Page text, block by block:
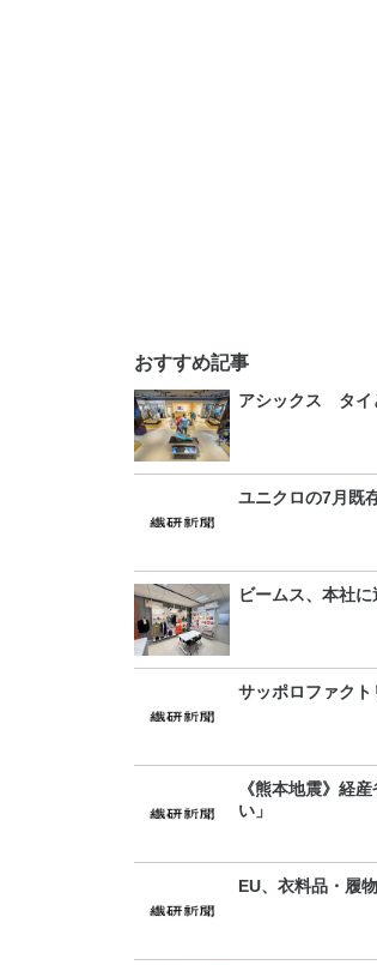
おすすめ記事
アシックス タイ
ユニクロの7月既
ビームス、本社
サッポロファク
《熊本地震》経
い」
EU、衣料品・履